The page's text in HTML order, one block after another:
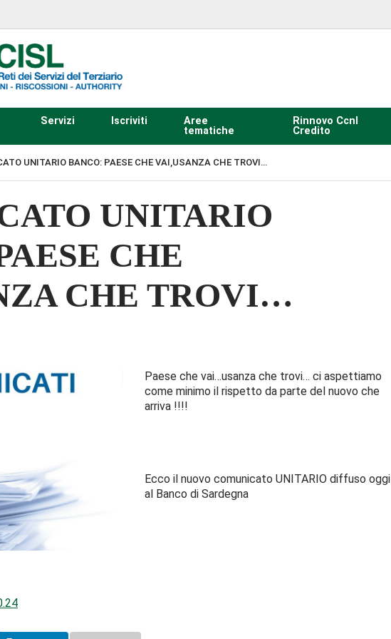
Servizi Iscriviti
Aree
tematiche
Rinnovo Ccnl
Credito
UNITARIO BANCO: PAESE CHE VAI,USANZA CHE TROVI…
UNITARIO
CHE
CHE TROVI…
Paese che vai…usanza che trovi… ci aspettiamo
come minimo il rispetto da parte del nuovo che
arriva !!!!
Ecco il nuovo comunicato UNITARIO diffuso oggi
al Banco di Sardegna